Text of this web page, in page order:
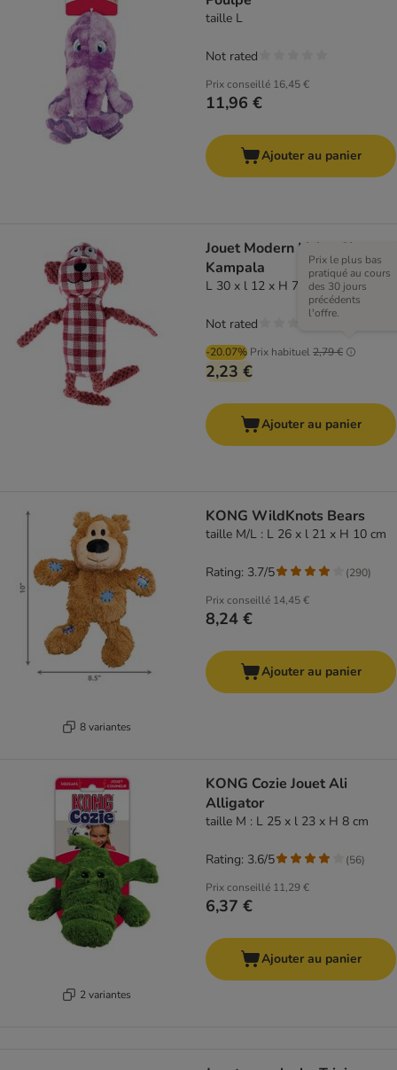
taille L
Prix conseillé 16,45 €
11,96 €
Not rated
Ajouter au panier
Jouet Modern Living Singe
Kampala
L 30 x l 12 x H 7 cm
-20.07% Prix habituel2,79 €
Prix le plus bas
pratiqué au cours
des 30 jours
précédents
l'offre.
2,23 €
Not rated
Ajouter au panier
8 variantes
KONG WildKnots Bears
taille M/L : L 26 x l 21 x H 10 cm
Prix conseillé 14,45 €
8,24 €
Rating: 3.7/5 (290)
Ajouter au panier
2 variantes
KONG Cozie Jouet Ali
Alligator
taille M : L 25 x l 23 x H 8 cm
Prix conseillé 11,29 €
6,37 €
Rating: 3.6/5 (56)
Ajouter au panier